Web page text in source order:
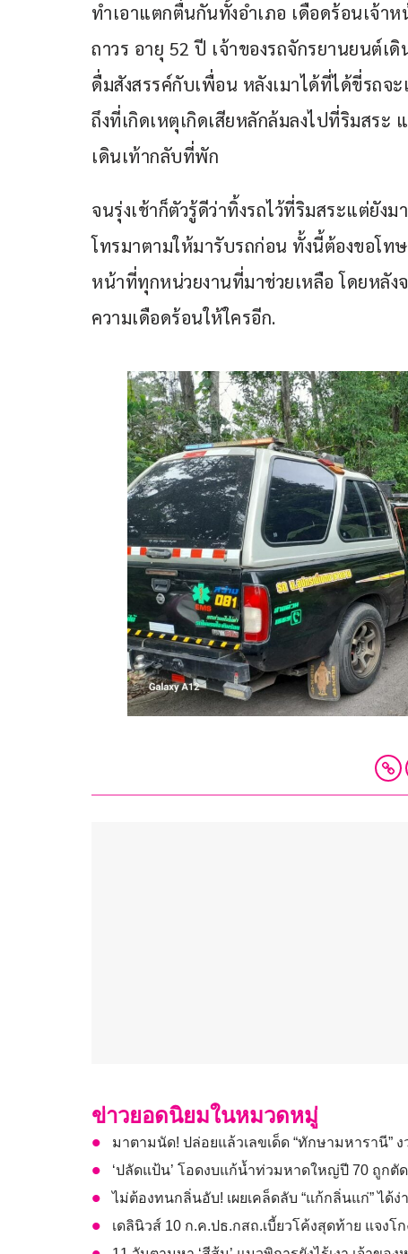
ทำเอาแตกตื่นกันทั้งอำเภอ เดือดร้อนเจ้
ถาวร อายุ 52 ปี เจ้าของรถจักรยานยนต์เ
ดื่มสังสรรค์กับเพื่อน หลังเมาได้ที่ได้ขี่รถ
ถึงที่เกิดเหตุเกิดเสียหลักล้มลงไปที่ริมสระ
เดินเท้ากลับที่พัก
จนรุ่งเช้าก็ตัวรู้ดีว่าทิ้งรถไว้ที่ริมสระแต่ยัง
โทรมาตามให้มารับรถก่อน ทั้งนี้ต้องขอโ
หน้าที่ทุกหน่วยงานที่มาช่วยเหลือ โดยหลั
ความเดือดร้อนให้ใครอีก.
ข่าวยอดนิยมในหมวดหมู่
มาตามนัด! ปล่อยแล้วเลขเด็ด “ทักษามหารานี”
‘ปลัดแป้น’ โอดงบแก้น้ำท่วมหาดใหญ่ปี 70 ถูกตัด
ไม่ต้องทนกลิ่นอับ! เผยเคล็ดลับ “แก้กลิ่นแก่” ได้ง่
เดลินิวส์ 10 ก.ค.ปธ.กสถ.เบี้ยวโค้งสุดท้าย แจงโ